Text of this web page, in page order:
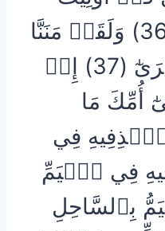
سُؤۡلَكَ يَٰمُوسَىٰ (36) وَلَقَدۡ مَنَنَّا
عَلَيۡكَ مَرَّةً أُخۡرَىٰٓ (37) إِذۡ
أُمِّكَ مَا
أَنِ ٱقۡذِفِيهِ فِي
فِي ٱلۡيَمِّ
بِٱلسَّاحِلِ